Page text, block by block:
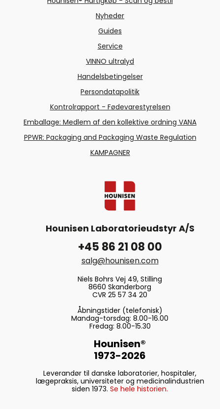
Nyheder
Guides
Service
VINNO ultralyd
Handelsbetingelser
Persondatapolitik
Kontrolrapport - Fødevarestyrelsen
Emballage: Medlem af den kollektive ordning VANA
PPWR: Packaging and Packaging Waste Regulation
KAMPAGNER
Hounisen Laboratorieudstyr A/S
+45 86 21 08 00
salg@hounisen.com
Niels Bohrs Vej 49, Stilling
8660 Skanderborg
CVR 25 57 34 20
Åbningstider (telefonisk)
Mandag-torsdag: 8.00-16.00
Fredag: 8.00-15.30
Hounisen®
1973-2026
Leverandør til danske laboratorier, hospitaler,
lægepraksis, universiteter og medicinalindustrien
siden 1973. Se hele historien.